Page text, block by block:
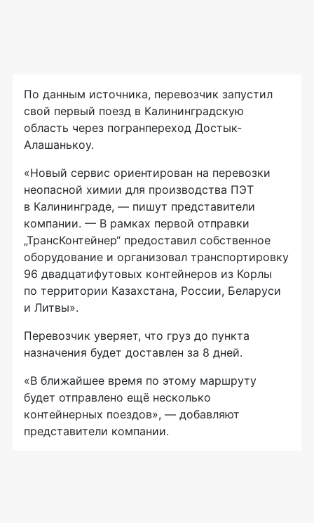
По данным источника, перевозчик запустил
свой первый поезд в Калининградскую
область через погранпереход Достык-
Алашанькоу.
«Новый сервис ориентирован на перевозки
неопасной химии для производства ПЭТ
в Калининграде, — пишут представители
компании. — В рамках первой отправки
„ТрансКонтейнер“ предоставил собственное
оборудование и организовал транспортировку
96 двадцатифутовых контейнеров из Корлы
по территории Казахстана, России, Беларуси
и Литвы».
Перевозчик уверяет, что груз до пункта
назначения будет доставлен за 8 дней.
«В ближайшее время по этому маршруту
будет отправлено ещё несколько
контейнерных поездов», — добавляют
представители компании.